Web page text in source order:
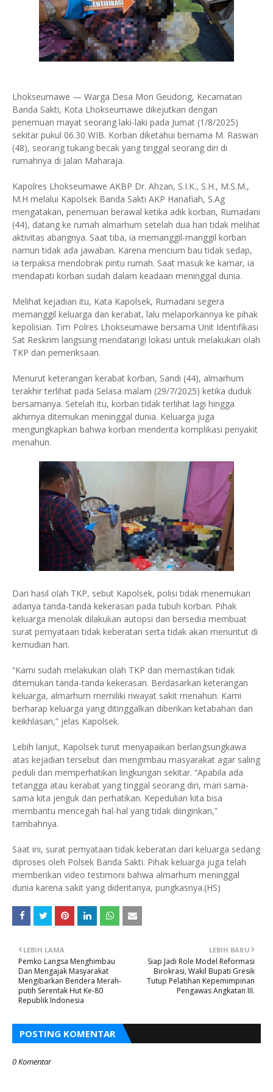
Lhokseumawe — Warga Desa Mon Geudong, Kecamatan
Banda Sakti, Kota Lhokseumawe dikejutkan dengan
penemuan mayat seorang laki-laki pada Jumat (1/8/2025)
sekitar pukul 06.30 WIB. Korban diketahui bernama M. Raswan
(48), seorang tukang becak yang tinggal seorang diri di
rumahnya di Jalan Maharaja.
Kapolres Lhokseumawe AKBP Dr. Ahzan, S.I.K., S.H., M.S.M.,
M.H melalui Kapolsek Banda Sakti AKP Hanafiah, S.Ag
mengatakan, penemuan berawal ketika adik korban, Rumadani
(44), datang ke rumah almarhum setelah dua hari tidak melihat
aktivitas abangnya. Saat tiba, ia memanggil-manggil korban
namun tidak ada jawaban. Karena mencium bau tidak sedap,
ia terpaksa mendobrak pintu rumah. Saat masuk ke kamar, ia
mendapati korban sudah dalam keadaan meninggal dunia.
Melihat kejadian itu, Kata Kapolsek, Rumadani segera
memanggil keluarga dan kerabat, lalu melaporkannya ke pihak
kepolisian. Tim Polres Lhokseumawe bersama Unit Identifikasi
Sat Reskrim langsung mendatangi lokasi untuk melakukan olah
TKP dan pemeriksaan.
Menurut keterangan kerabat korban, Sandi (44), almarhum
terakhir terlihat pada Selasa malam (29/7/2025) ketika duduk
bersamanya. Setelah itu, korban tidak terlihat lagi hingga
akhirnya ditemukan meninggal dunia. Keluarga juga
mengungkapkan bahwa korban menderita komplikasi penyakit
menahun.
Dari hasil olah TKP, sebut Kapolsek, polisi tidak menemukan
adanya tanda-tanda kekerasan pada tubuh korban. Pihak
keluarga menolak dilakukan autopsi dan bersedia membuat
surat pernyataan tidak keberatan serta tidak akan menuntut di
kemudian hari.
“Kami sudah melakukan olah TKP dan memastikan tidak
ditemukan tanda-tanda kekerasan. Berdasarkan keterangan
keluarga, almarhum memiliki riwayat sakit menahun. Kami
berharap keluarga yang ditinggalkan diberikan ketabahan dan
keikhlasan,” jelas Kapolsek.
Lebih lanjut, Kapolsek turut menyapaikan berlangsungkawa
atas kejadian tersebut dan mengimbau masyarakat agar saling
peduli dan memperhatikan lingkungan sekitar. “Apabila ada
tetangga atau kerabat yang tinggal seorang diri, mari sama-
sama kita jenguk dan perhatikan. Kepedulian kita bisa
membantu mencegah hal-hal yang tidak diinginkan,”
tambahnya.
Saat ini, surat pernyataan tidak keberatan dari keluarga sedang
diproses oleh Polsek Banda Sakti. Pihak keluarga juga telah
memberikan video testimoni bahwa almarhum meninggal
dunia karena sakit yang dideritanya, pungkasnya.(HS)
LEBIH BARU
Siap Jadi Role Model Reformasi
Birokrasi, Wakil Bupati Gresik
Tutup Pelatihan Kepemimpinan
Pengawas Angkatan III.
LEBIH LAMA
Pemko Langsa Menghimbau
Dan Mengajak Masyarakat
Mengibarkan Bendera Merah-
putih Serentak Hut Ke-80
Republik Indonesia
POSTING KOMENTAR
0 Komentar